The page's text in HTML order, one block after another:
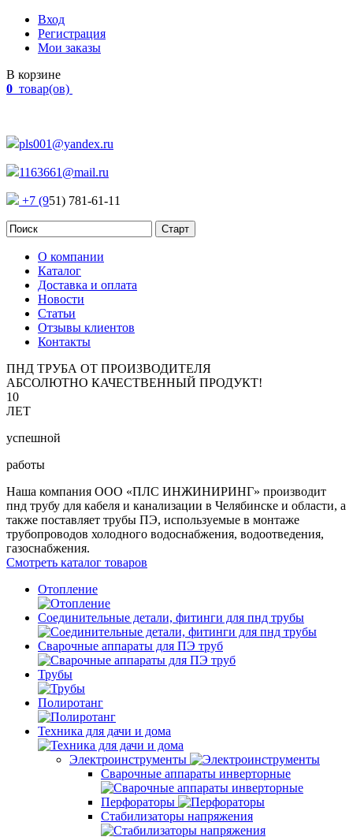
Вход
Регистрация
Мои заказы
В корзине
0 товар(ов)
pls001@yandex.ru
1163661@mail.ru
+7 (951) 781-61-11
О компании
Каталог
Доставка и оплата
Новости
Статьи
Отзывы клиентов
Контакты
ПНД ТРУБА ОТ ПРОИЗВОДИТЕЛЯ
АБСОЛЮТНО КАЧЕСТВЕННЫЙ ПРОДУКТ!
10
ЛЕТ
успешной
работы
Наша компания ООО «ПЛС ИНЖИНИРИНГ» производит
пнд трубу для кабеля и канализации в Челябинске и области, а
также поставляет трубы ПЭ, используемые в монтаже
трубопроводов холодного водоснабжения, водоотведения,
газоснабжения.
Смотреть каталог товаров
Отопление
Соединительные детали, фитинги для пнд трубы
Сварочные аппараты для ПЭ труб
Трубы
Полиротанг
Техника для дачи и дома
Электроинструменты
Сварочные аппараты инверторные
Перфораторы
Стабилизаторы напряжения